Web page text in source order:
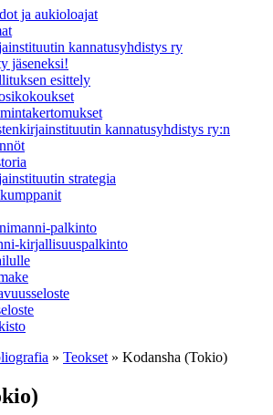
ja aukioloajat
kannatusyhdistys ry
jäseneksi!
esittely
kannatusyhdistys ry:n
strategia
palkinto
kirjallisuuspalkinto
» Teokset » Kodansha (Tokio)